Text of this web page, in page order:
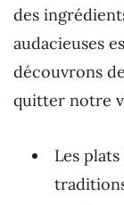
des
audacieuses
découvrons
quitter notre
Les